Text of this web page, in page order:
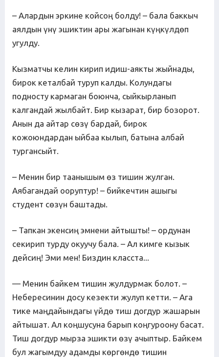
– Алардын эркине койсоң болду! – бала баккыч
аялдын үнү эшиктин ары жагынан күңкүлдөп
угулду.
Кызматчы келин кирип идиш-аякты жыйнады,
бирок кеталбай туруп калды. Колундагы
подносту кармаган боюнча, сыйкырланып
калгандай жылбайт. Бир кызарат, бир бозорот.
Анын да айтар сөзү бардай, бирок
кожоюндардан ыйбаа кылып, батына албай
тургансыйт.
– Менин бир таанышым өз тишин жулган.
Аябагандай ооруптур! – бийкечтин ашыгы
студент сөзүн баштады.
– Тапкан экенсиң эмнени айтышты! – ордунан
секирип турду окуучу бала. – Ал кимге кызык
дейсиң! Эми мен! Биздин класста...
— Менин байкем тишин жулдурмак болот. –
Небересинин досу кезекти жулуп кетти. – Ага
тике маңдайындагы үйдө тиш догдур жашарын
айтышат. Ал коңшусуна барып коңгуроону басат.
Тиш догдур мырза эшикти өзү ачыптыр. Байкем
бул жагымдуу адамды көргөндө тишин